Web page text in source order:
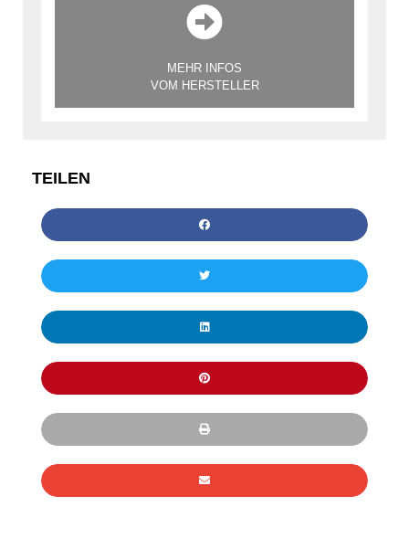
MEHR INFOS
VOM HERSTELLER
TEILEN